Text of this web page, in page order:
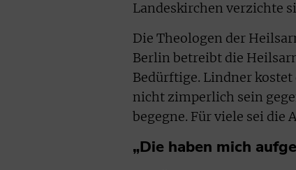
Landeskirchen verzichte
Die Theologen der
Berlin betreibt die
Bedürftige. Lindner
nicht zimperlich sein
begegne. Für viele sei die
„Die haben mich